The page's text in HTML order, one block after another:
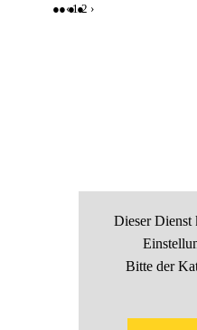
‹ 1 2 ›
Dieser Dienst
Bitte der